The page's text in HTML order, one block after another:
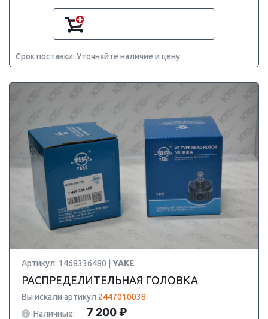
Срок поставки: Уточняйте наличие и цену
Артикул: 1468336480 | YAKE
РАСПРЕДЕЛИТЕЛЬНАЯ ГОЛОВКА
Вы искали артикул 2447010038
Наличные:
7 200 ₽